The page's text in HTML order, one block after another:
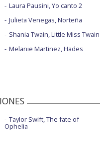
Laura Pausini, Yo canto 2
Julieta Venegas, Norteña
Shania Twain, Little Miss Twain
Melanie Martinez, Hades
Taylor Swift, The fate of
Ophelia